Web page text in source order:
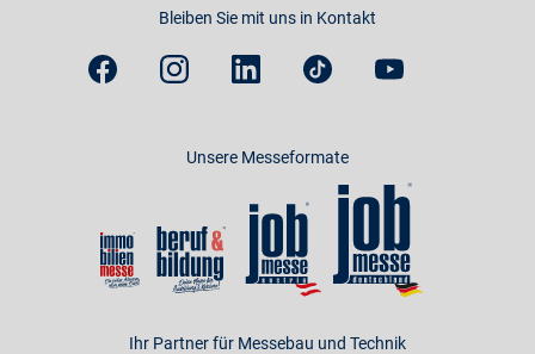
Bleiben Sie mit uns in Kontakt
Unsere Messeformate
Ihr Partner für Messebau und Technik